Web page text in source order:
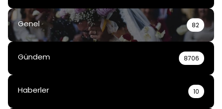
Genel 82
Gündem 8706
Haberler 10